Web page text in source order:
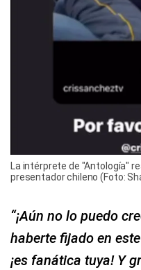
La intérprete de "Antología"
presentador chileno (Foto:
“¡Aún no lo puedo
haberte fijado en
¡es fanática tuya! Y